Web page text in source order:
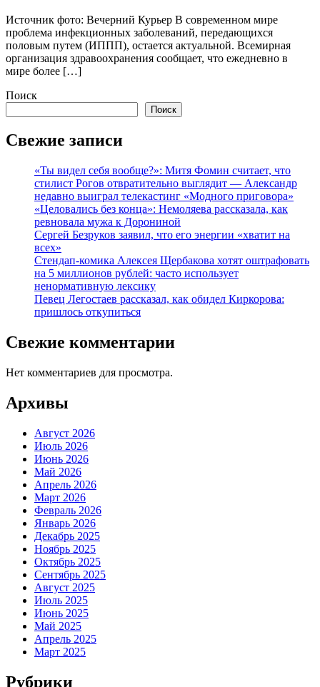
Источник фото: Вечерний Курьер В современном мире
проблема инфекционных заболеваний, передающихся
половым путем (ИППП), остается актуальной. Всемирная
организация здравоохранения сообщает, что ежедневно в
мире более […]
Поиск
Поиск
Свежие записи
«Ты видел себя вообще?»: Митя Фомин считает, что
стилист Рогов отвратительно выглядит — Александр
недавно выиграл телекастинг «Модного приговора»
«Целовались без конца»: Немоляева рассказала, как
ревновала мужа к Дорониной
Сергей Безруков заявил, что его энергии «хватит на
всех»
Стендап-комика Алексея Щербакова хотят оштрафовать
на 5 миллионов рублей: часто использует
ненормативную лексику
Певец Легостаев рассказал, как обидел Киркорова:
пришлось откупиться
Свежие комментарии
Нет комментариев для просмотра.
Архивы
Август 2026
Июль 2026
Июнь 2026
Май 2026
Апрель 2026
Март 2026
Февраль 2026
Январь 2026
Декабрь 2025
Ноябрь 2025
Октябрь 2025
Сентябрь 2025
Август 2025
Июль 2025
Июнь 2025
Май 2025
Апрель 2025
Март 2025
Рубрики